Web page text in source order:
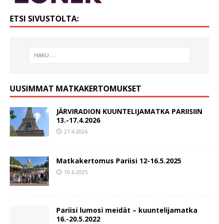
ETSI SIVUSTOLTA:
UUSIMMAT MATKAKERTOMUKSET
JÄRVIRADION KUUNTELIJAMATKA PARIISIIN
13.-17.4.2026
27.4.2026
Matkakertomus Pariisi 12-16.5.2025
10.6.2025
Pariisi lumosi meidät – kuuntelijamatka
16.-20.5.2022